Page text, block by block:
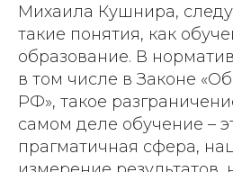
Михаила Кушнира,
такие понятия, как
образование. В
в том числе в Законе
РФ», такое
самом деле обучение –
прагматичная сфера,